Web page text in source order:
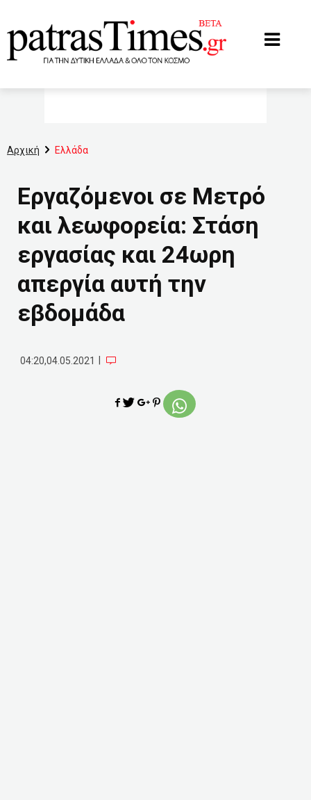
Αρχική Ελλάδα
Εργαζόμενοι σε Μετρό
και λεωφορεία: Στάση
εργασίας και 24ωρη
απεργία αυτή την
εβδομάδα
04:20,04.05.2021